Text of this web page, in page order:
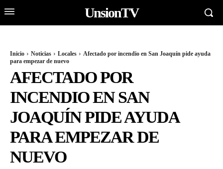
UnsionTV
Inicio Noticias Locales
Afectado por incendio en San Joaquín pide ayuda
para empezar de nuevo
AFECTADO POR
INCENDIO EN SAN
JOAQUÍN PIDE AYUDA
PARA EMPEZAR DE
NUEVO